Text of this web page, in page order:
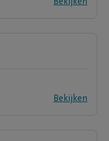
Bekijken